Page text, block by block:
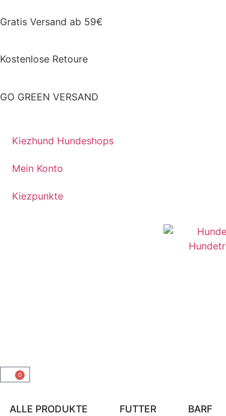
Gratis Versand ab 59€
Kostenlose Retoure
GO GREEN VERSAND
Kiezhund Hundeshops
Mein Konto
Kiezpunkte
0
ALLE PRODUKTE FUTTER BARF